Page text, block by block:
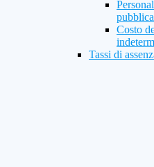
Costo
Tassi di